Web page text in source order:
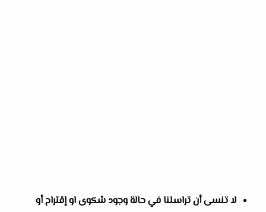
لا تنسى أن تراسلنا في حالة وجود شكوى او إقتراح أو